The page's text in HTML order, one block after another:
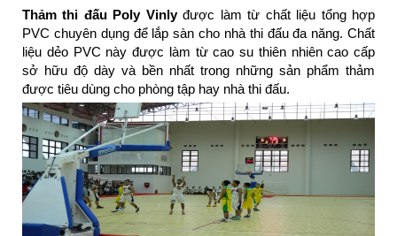
Thảm thi đấu Poly Vinlyđược làm từ chất liệu tổng hợp
PVC chuyên dụng để lắp sàn cho nhà thi đấu đa năng. Chất
liệu dẻo PVC này được làm từ cao su thiên nhiên cao cấp
sở hữu độ dày và bền nhất trong những sản phẩm thảm
được tiêu dùng cho phòng tập hay nhà thi đấu.